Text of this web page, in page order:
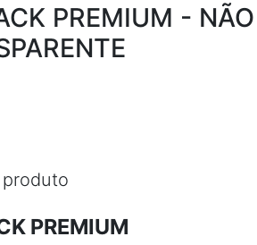
PREMIUM - NÃO
PREMIUM